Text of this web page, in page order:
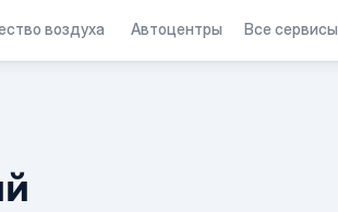
воздуха Автоцентры Все сервисы